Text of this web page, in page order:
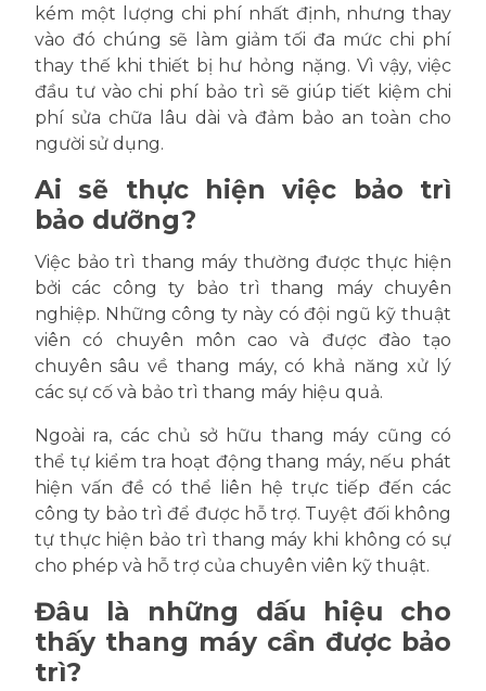
kém một lượng chi phí nhất định, nhưng thay
vào đó chúng sẽ làm giảm tối đa mức chi phí
thay thế khi thiết bị hư hỏng nặng. Vì vậy, việc
đầu tư vào chi phí bảo trì sẽ giúp tiết kiệm chi
phí sửa chữa lâu dài và đảm bảo an toàn cho
người sử dụng.
Ai sẽ thực hiện việc bảo trì
bảo dưỡng?
Việc bảo trì thang máy thường được thực hiện
bởi các công ty bảo trì thang máy chuyên
nghiệp. Những công ty này có đội ngũ kỹ thuật
viên có chuyên môn cao và được đào tạo
chuyên sâu về thang máy, có khả năng xử lý
các sự cố và bảo trì thang máy hiệu quả.
Ngoài ra, các chủ sở hữu thang máy cũng có
thể tự kiểm tra hoạt động thang máy, nếu phát
hiện vấn đề có thể liên hệ trực tiếp đến các
công ty bảo trì để được hỗ trợ. Tuyệt đối không
tự thực hiện bảo trì thang máy khi không có sự
cho phép và hỗ trợ của chuyên viên kỹ thuật.
Đâu là những dấu hiệu cho
thấy thang máy cần được bảo
trì?